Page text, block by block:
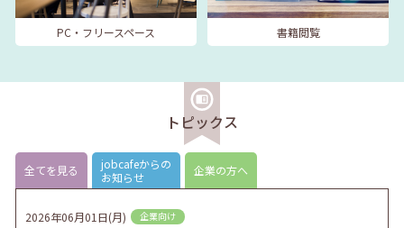
PC・フリースペース 書籍閲覧
トピックス
全てを見る
jobcafeからの
お知らせ
企業の方へ
2026年06月01日(月) 企業向け